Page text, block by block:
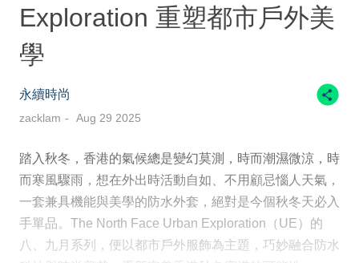
Exploration 重塑都市戶外美
學
永續時尚
zacklam Aug 29 2025
踏入秋冬，香港的氣候總是變幻莫測，時而潮濕微涼，時
而寒風驟雨，想在外出時活動自如、不用顧忌惱人天氣，
一套兼具機能與美學的防水外套，絕對是今個秋冬天必入
手單品。The North Face Urban Exploration（UE）的
八、九月系列，便以都市戶外服飾為主題，巧妙融合防水